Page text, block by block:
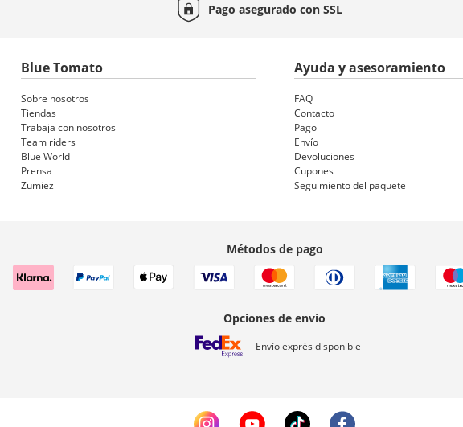
Pago asegurado conSSL
Blue Tomato
Sobre nosotros
Tiendas
Trabaja con nosotros
Team riders
Blue World
Prensa
Zumiez
Ayuda y asesoramiento
FAQ
Contacto
Pago
Envío
Devoluciones
Cupones
Seguimiento del paquete
Métodos de pago
Opciones de envío
Envío exprés disponible